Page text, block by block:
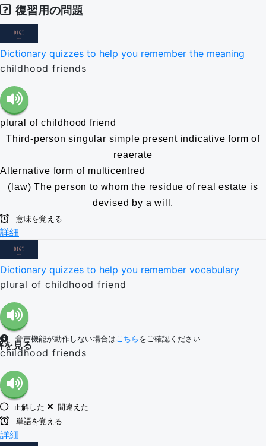
復習用の問題
Dictionary quizzes to help you remember the meaning
childhood friends
plural of childhood friend
Third-person singular simple present indicative form of
reaerate
Alternative form of multicentred
(law) The person to whom the residue of real estate is
devised by a will.
意味を覚える
詳細
Dictionary quizzes to help you remember vocabulary
plural of childhood friend
音声機能が動作しない場合は こちら をご確認ください
を見る
childhood friends
正解した
間違えた
単語を覚える
詳細